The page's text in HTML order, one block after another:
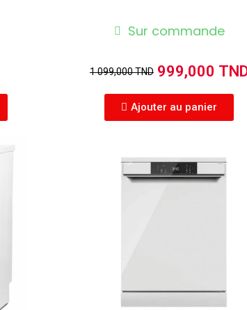
Sur commande
1 099,000 TND 999,000
Ajouter au panier